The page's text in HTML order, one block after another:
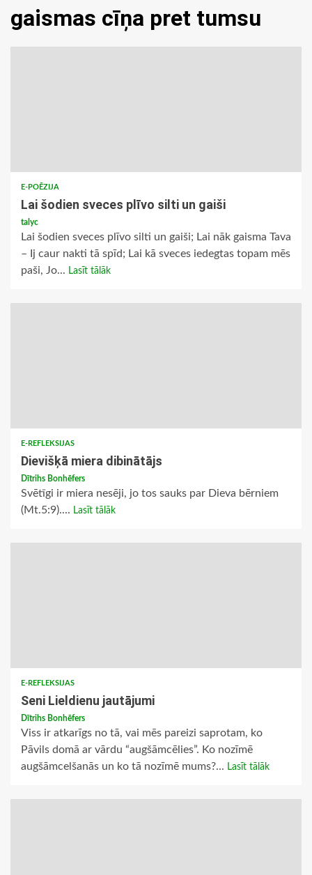
gaismas cīņa pret tumsu
E-POĒZIJA
Lai šodien sveces plīvo silti un gaiši
talyc
Lai šodien sveces plīvo silti un gaiši; Lai nāk gaisma Tava
– Ij caur nakti tā spīd; Lai kā sveces iedegtas topam mēs
paši, Jo... Lasīt tālāk
E-REFLEKSIJAS
Dievišķā miera dibinātājs
Dītrihs Bonhēfers
Svētīgi ir miera nesēji, jo tos sauks par Dieva bērniem
(Mt.5:9).... Lasīt tālāk
E-REFLEKSIJAS
Seni Lieldienu jautājumi
Dītrihs Bonhēfers
Viss ir atkarīgs no tā, vai mēs pareizi saprotam, ko
Pāvils domā ar vārdu “augšāmcēlies”. Ko nozīmē
augšāmcelšanās un ko tā nozīmē mums?... Lasīt tālāk